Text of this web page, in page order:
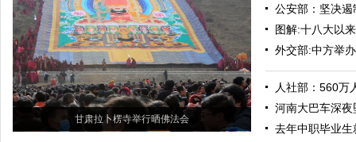
甘肃拉卜楞寺举行晒佛法会
公安部：坚决
图解:十八大以
外交部:中方举
人社部：560万
河南大巴车深
去年中职毕业